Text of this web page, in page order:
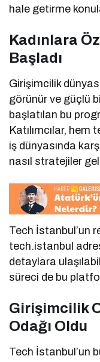
hale getirme
Kadınlara
Başladı
Girişimcilik
görünür ve güçlü
başlatılan bu
Katılımcılar,
iş dünyasında
nasıl stratejiler
Tech İstanbul’un
tech.istanbul
detaylara
süreci de bu
Girişimcilik
Odağı Oldu
Tech İstanbul’un